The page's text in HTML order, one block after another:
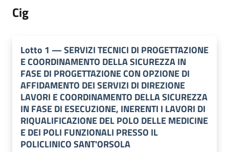
Cig
Lotto 1 —SERVIZI TECNICI DI PROGETTAZIONE
E COORDINAMENTO DELLA SICUREZZA IN
FASE DI PROGETTAZIONE CON OPZIONE DI
AFFIDAMENTO DEI SERVIZI DI DIREZIONE
LAVORI E COORDINAMENTO DELLA SICUREZZA
IN FASE DI ESECUZIONE, INERENTI I LAVORI DI
RIQUALIFICAZIONE DEL POLO DELLE MEDICINE
E DEI POLI FUNZIONALI PRESSO IL
POLICLINICO SANT'ORSOLA